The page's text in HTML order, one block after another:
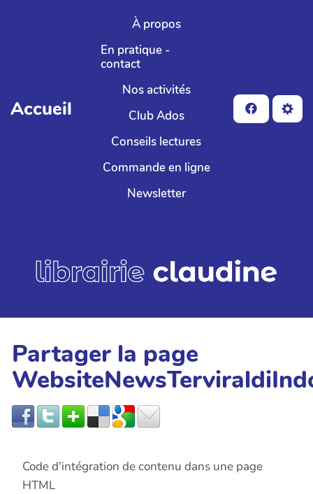
Aller au contenu principal
Accueil
À propos
En pratique -
contact
Nos activités
Club Ados
Conseils lectures
Commande en ligne
Newsletter
Partager la page
Code d'intégration de contenu dans une page
HTML